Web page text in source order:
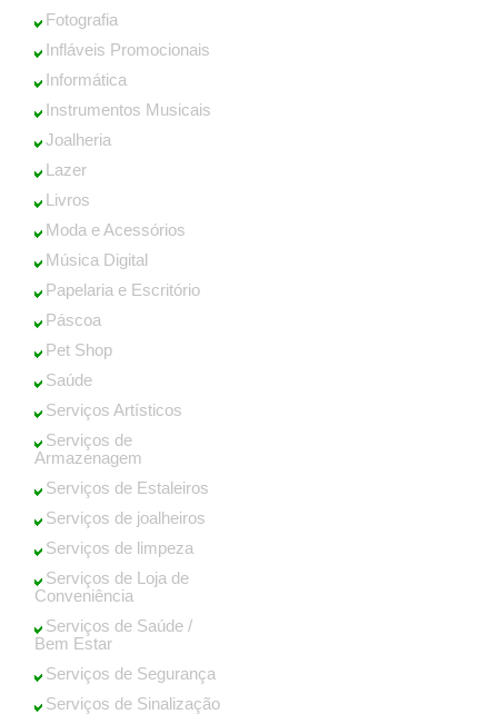
Fotografia
Infláveis Promocionais
Informática
Instrumentos Musicais
Joalheria
Lazer
Livros
Moda e Acessórios
Música Digital
Papelaria e Escritório
Páscoa
Pet Shop
Saúde
Serviços Artísticos
Serviços de
Armazenagem
Serviços de Estaleiros
Serviços de joalheiros
Serviços de limpeza
Serviços de Loja de
Conveniência
Serviços de Saúde /
Bem Estar
Serviços de Segurança
Serviços de Sinalização